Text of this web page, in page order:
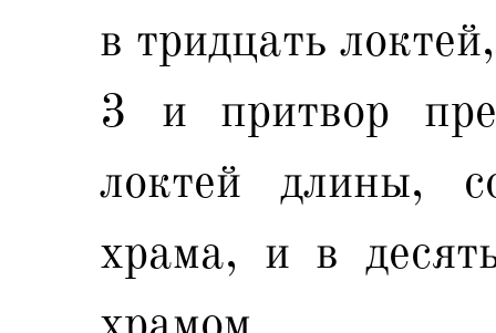
в тридцать локтей,
3 и притвор
локтей длины,
храма, и в